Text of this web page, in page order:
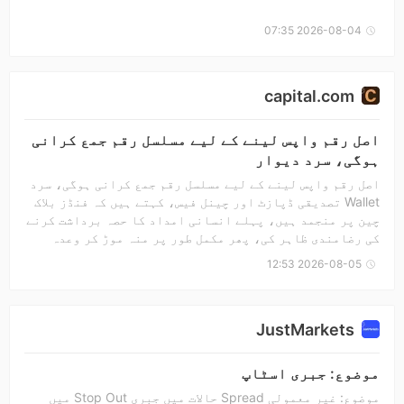
یقینی طور پر ایک Scam Broker ہے"}
2026-08-04 07:35
capital.com
اصل رقم واپس لینے کے لیے مسلسل رقم جمع کرانی
ہوگی، سرد دیوار
اصل رقم واپس لینے کے لیے مسلسل رقم جمع کرانی ہوگی، سرد
Wallet تصدیقی ڈپازٹ اور چینل فیس، کہتے ہیں کہ فنڈز بلاک
چین پر منجمد ہیں، پہلے انسانی امداد کا حصہ برداشت کرنے
کی رضامندی ظاہر کی، پھر مکمل طور پر منہ موڑ کر وعدہ
کی رقم دسیوں ہزار یو ادا کرنے کا مطالبہ کر رہے ہیں ……
کرتے ہیں، کیا یہ ضوابط کے مطابق ہے؟ سب لوگ معلومات کی
2026-08-05 12:53
JustMarkets
موضوع: جبری اسٹاپ
موضوع: غیر معمولی Spread حالات میں جبری Stop Out میں